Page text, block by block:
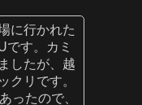
に行かれた
です。カミ
したが、越
クリです。
ったので、